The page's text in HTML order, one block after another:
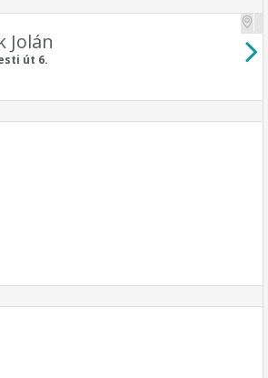
Jolán
út 6.